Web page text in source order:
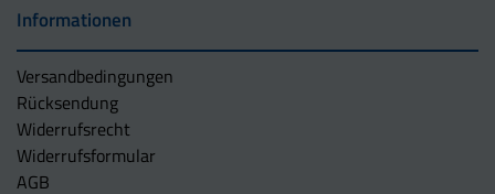
Informationen
Versandbedingungen
Rücksendung
Widerrufsrecht
Widerrufsformular
AGB